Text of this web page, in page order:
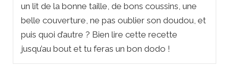
un lit de la bonne taille, de bons coussins, une
belle couverture, ne pas oublier son doudou, et
puis quoi d’autre ? Bien lire cette recette
jusqu’au bout et tu feras un bon dodo !